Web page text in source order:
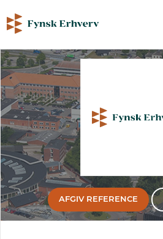
AFGIV REFERENCE